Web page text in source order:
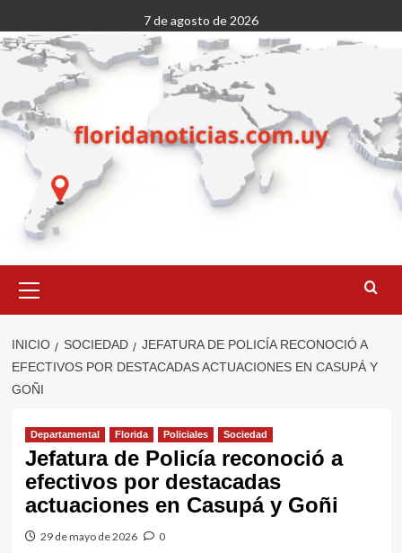
al
contenido
7 de agosto de 2026
primario
INICIO SOCIEDAD
JEFATURA DE POLICÍA RECONOCIÓ A
EFECTIVOS POR DESTACADAS ACTUACIONES EN CASUPÁ Y
GOÑI
Departamental Florida Policiales Sociedad
Jefatura de Policía reconoció a
efectivos por destacadas
actuaciones en Casupá y Goñi
29 de mayo de 2026 0